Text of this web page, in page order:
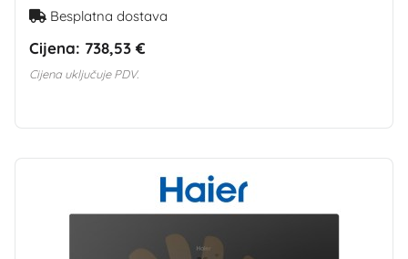
Besplatna dostava
Cijena: 738,53 €
Cijena uključuje PDV.